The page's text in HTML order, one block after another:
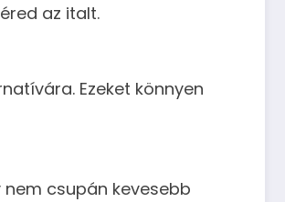
az italt.
Ezeket könnyen
csupán kevesebb